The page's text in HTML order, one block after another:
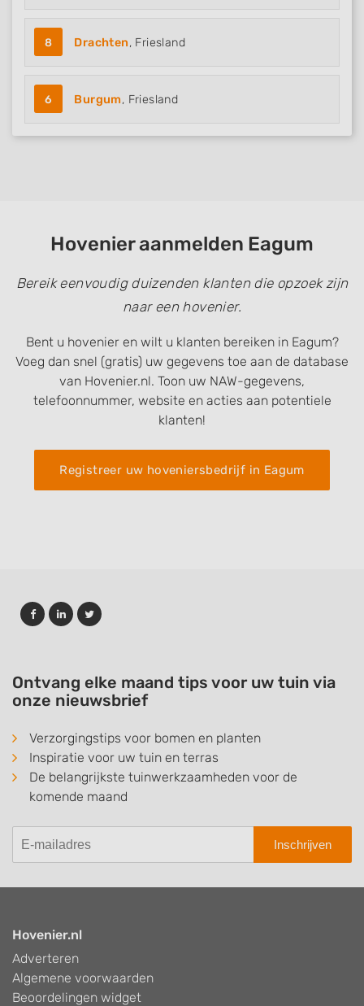
8 Drachten, Friesland
6 Burgum, Friesland
Hovenier aanmelden Eagum
Bereik eenvoudig duizenden klanten die opzoek zijn
naar een hovenier.
Bent u hovenier en wilt u klanten bereiken in Eagum?
Voeg dan snel (gratis) uw gegevens toe aan de database
van Hovenier.nl. Toon uw NAW-gegevens,
telefoonnummer, website en acties aan potentiele
klanten!
Registreer uw hoveniersbedrijf in Eagum
Ontvang elke maand tips voor uw tuin via
onze nieuwsbrief
Verzorgingstips voor bomen en planten
Inspiratie voor uw tuin en terras
De belangrijkste tuinwerkzaamheden voor de
komende maand
Inschrijven
Hovenier.nl
Adverteren
Algemene voorwaarden
Beoordelingen widget